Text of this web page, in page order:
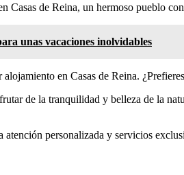
de Reina, un hermoso pueblo
unas vacaciones inolvidables
en Casas de Reina.
de la tranquilidad y belleza de la
personalizada y servicios